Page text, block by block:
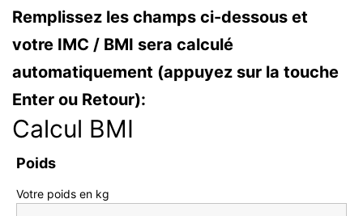
Remplissez les champs ci-dessous et
votre IMC / BMI sera calculé
automatiquement (appuyez sur la touche
Enter ou Retour):
Calcul BMI
Poids
Votre poids en kg